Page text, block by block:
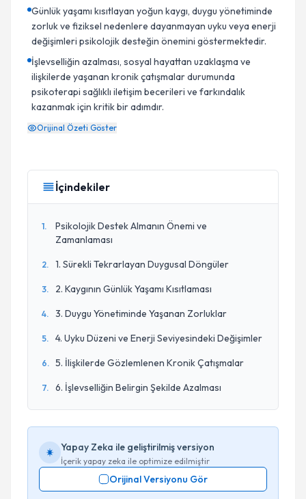
Günlük yaşamı kısıtlayan yoğun kaygı, duygu yönetiminde
zorluk ve fiziksel nedenlere dayanmayan uyku veya enerji
değişimleri psikolojik desteğin önemini göstermektedir.
İşlevselliğin azalması, sosyal hayattan uzaklaşma ve
ilişkilerde yaşanan kronik çatışmalar durumunda
psikoterapi sağlıklı iletişim becerileri ve farkındalık
kazanmak için kritik bir adımdır.
Orijinal Özeti Göster
İçindekiler
1.
Psikolojik Destek Almanın Önemi ve
Zamanlaması
2. 1. Sürekli Tekrarlayan Duygusal Döngüler
3. 2. Kaygının Günlük Yaşamı Kısıtlaması
4. 3. Duygu Yönetiminde Yaşanan Zorluklar
5. 4. Uyku Düzeni ve Enerji Seviyesindeki Değişimler
6. 5. İlişkilerde Gözlemlenen Kronik Çatışmalar
7. 6. İşlevselliğin Belirgin Şekilde Azalması
Yapay Zeka ile geliştirilmiş versiyon
İçerik yapay zeka ile optimize edilmiştir
Orijinal Versiyonu Gör